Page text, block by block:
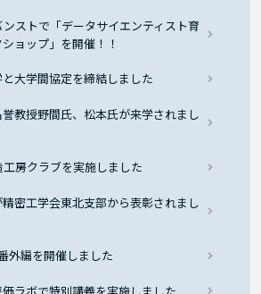
ストで「データサイエンティスト育
ョップ」を開催！！
大学間協定を締結しました
教授野間氏、松本氏が来学されまし
房クラブを実施しました
密工学会東北支部から表彰されまし
外編を開催しました